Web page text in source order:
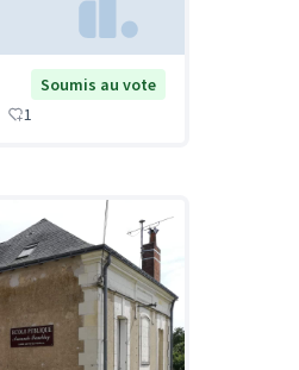
Soumis au vote
1